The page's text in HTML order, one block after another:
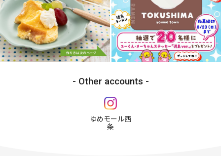
Other accounts
ゆめモール西
条